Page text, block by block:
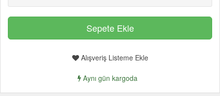
Alışveriş Listeme Ekle
Aynı gün kargoda